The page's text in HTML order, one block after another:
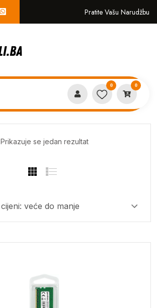
Pratite Vašu Narudžbu
0 0
Prikazuje se jedan rezultat